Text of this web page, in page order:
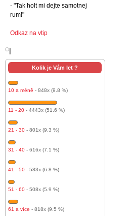
- "Tak holt mi dejte samotnej
rum!"
Odkaz na vtip
Kolik je Vám let ?
10 a méně - 848x (9.8 %)
11 - 20 - 4443x (51.6 %)
21 - 30 - 801x (9.3 %)
31 - 40 - 616x (7.1 %)
41 - 50 - 583x (6.8 %)
51 - 60 - 508x (5.9 %)
61 a více - 818x (9.5 %)